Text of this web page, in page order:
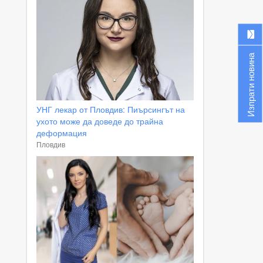
УНГ лекар от Пловдив: Пиърсингът на
ухото може да доведе до трайна
деформация
Пловдив
Изпрати новина